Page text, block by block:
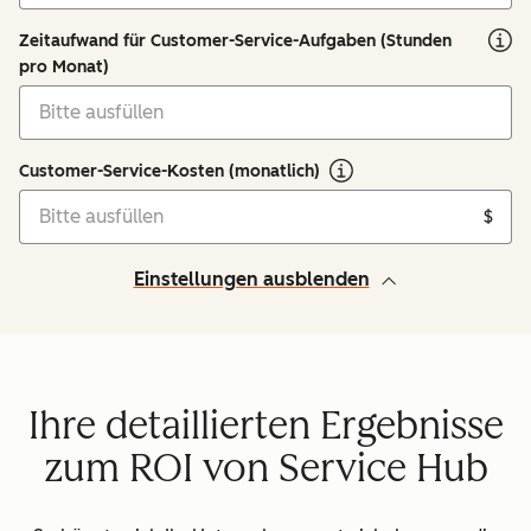
Zeitaufwand für Customer-Service-Aufgaben (Stunden
pro Monat)
Customer-Service-Kosten (monatlich)
$
Einstellungen ausblenden
Ihre detaillierten Ergebnisse
zum ROI von Service Hub